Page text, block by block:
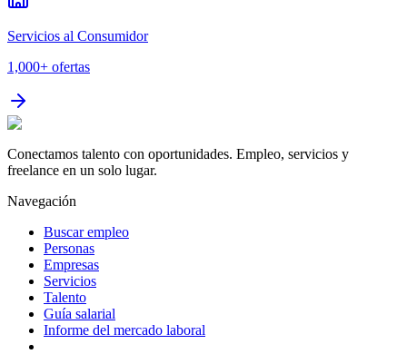
Servicios al Consumidor
1,000+ ofertas
Conectamos talento con oportunidades. Empleo, servicios y
freelance en un solo lugar.
Navegación
Buscar empleo
Personas
Empresas
Servicios
Talento
Guía salarial
Informe del mercado laboral